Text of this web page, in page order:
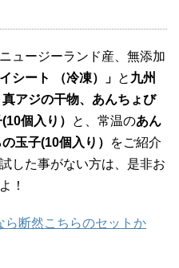
ュージーランド産、無添加
シート （冷凍）」 と 九州
アジの干物、あんちょび
個入り）
と、常温のあん
玉子(10個入り）
をご紹介
した事がない方は、是非お
！
ら断然こちらのセットか